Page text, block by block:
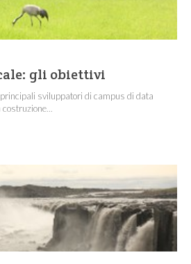
gli obiettivi
sviluppatori di campus di data